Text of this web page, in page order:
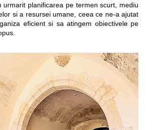
urmarit planificarea pe termen scurt, mediu
si a resursei umane, ceea ce ne-a ajutat
eficient si sa atingem obiectivele pe